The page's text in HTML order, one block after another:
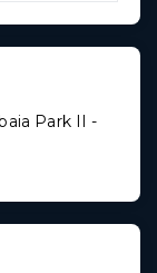
Park II -